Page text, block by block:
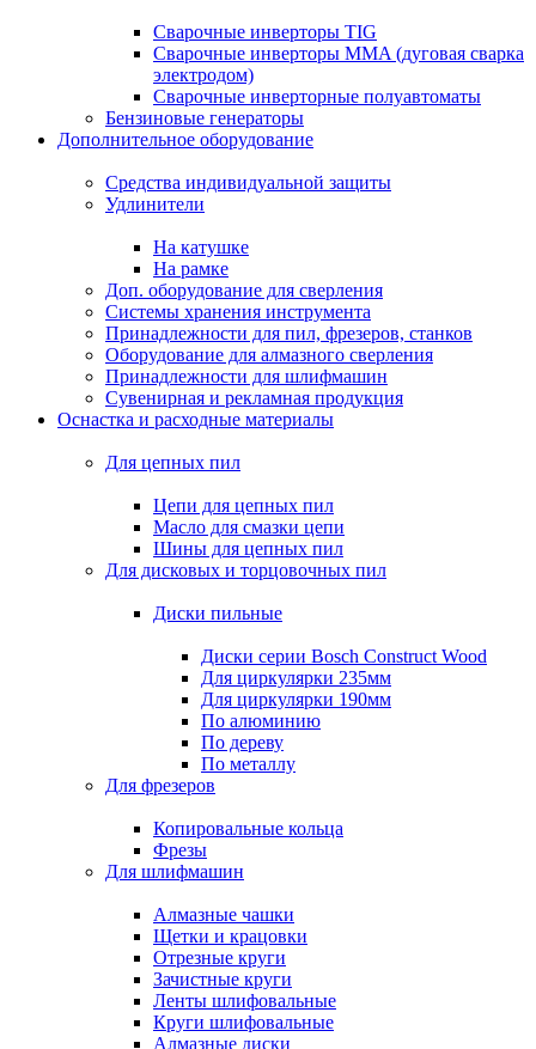
Сварочные инверторы TIG
Сварочные инверторы MMA (дуговая сварка
электродом)
Сварочные инверторные полуавтоматы
Бензиновые генераторы
Дополнительное оборудование
Средства индивидуальной защиты
Удлинители
На катушке
На рамке
Доп. оборудование для сверления
Системы хранения инструмента
Принадлежности для пил, фрезеров, станков
Оборудование для алмазного сверления
Принадлежности для шлифмашин
Сувенирная и рекламная продукция
Оснастка и расходные материалы
Для цепных пил
Цепи для цепных пил
Масло для смазки цепи
Шины для цепных пил
Для дисковых и торцовочных пил
Диски пильные
Диски серии Bosch Construct Wood
Для циркулярки 235мм
Для циркулярки 190мм
По алюминию
По дереву
По металлу
Для фрезеров
Копировальные кольца
Фрезы
Для шлифмашин
Алмазные чашки
Щетки и крацовки
Отрезные круги
Зачистные круги
Ленты шлифовальные
Круги шлифовальные
Алмазные диски